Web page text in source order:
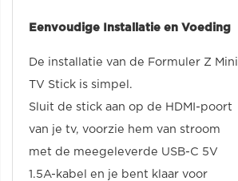
Eenvoudige Installatie en Voeding
De installatie van de Formuler Z Mini
TV Stick is simpel.
Sluit de stick aan op de HDMI-poort
van je tv, voorzie hem van stroom
met de meegeleverde USB-C 5V
1.5A-kabel en je bent klaar voor